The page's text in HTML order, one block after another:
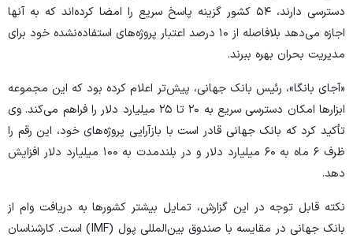
دسترسی دارند، ۵۴ کشور گزینه پاسخ سریع را امضا کرده‌اند که به آنها
اجازه می‌دهد بلافاصله از ۱۰ درصد اعتبار پروژه‌های استفاده‌نشده خود برای
مدیریت بحران بهره ببرند.
«آجای بانگا»، رئیس بانک جهانی، پیش‌تر اعلام کرده بود که این مجموعه
ابزار‌ها امکان دسترسی سریع به ۲۰ تا ۲۵ میلیارد دلار را فراهم می‌کند. وی
تأکید کرد که بانک جهانی قادر است با بازآرایی پروژه‌های خود، این رقم را
ظرف ۶ ماه به ۶۰ میلیارد دلار و در بلندمدت به ۱۰۰ میلیارد دلار افزایش
دهد.
نکته قابل توجه در این گزارش، تمایل بیشتر کشور‌ها به دریافت وام از
بانک جهانی در مقایسه با صندوق بین‌المللی پول (IMF) است. کارشناسان